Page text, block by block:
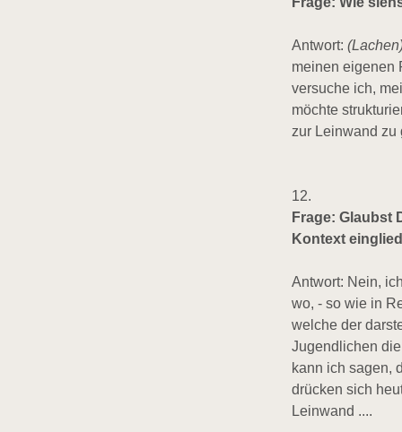
Antwort:
meinen eigenen
versuche ich,
möchte
zur Leinwand zu
12.
Frage: Glaubst
Kontext
Antwort: Nein,
wo, - so wie in
welche der
Jugendlichen
kann ich sagen,
drücken sich
Leinwand ....